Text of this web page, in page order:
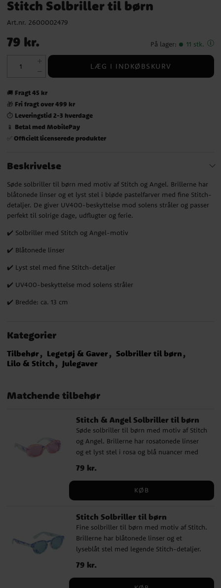
Stitch Solbriller til børn
Art.nr. 2600002479
Pris: 79 kr.
79 kr. På lager: 11 stk.
LÆG I INDKØBSKURV
🚚 Fragt 45 kr
🎁 Fri fragt over 499 kr
⏱️ Leveringstid 2-3 hverdage
📱 Betal med MobilePay
✅ Officielt licenserede produkter
Beskrivelse
Søde solbriller til børn med motiv af Stitch og Angel. Brillerne har
blåtonede linser og et lyst stel i bløde pastelfarver med fine Stitch-
detaljer. De giver UV400-beskyttelse mod solens stråler og passer
perfekt til solrige dage, udflugter og ferie.
✔️ Solbriller med Stitch og Angel-motiv
✔️ Blåtonede linser
✔️ Lyst stel med fine Stitch-detaljer
✔️ UV400-beskyttelse mod solens stråler
✔️ Bredde: ca. 13 cm
Kategorier
Tilbehør Legetøj & Gaver
Solbriller til børn
Lilo & Stitch
Julegaver
Matchende tilbehør
Stitch & Angel Solbriller til børn
Søde solbriller til børn med motiv af Stitch
og Angel. Brillerne har rosatonede linser
og et lyst stel i rosa og blå nuancer med
fine karakterdetaljer. De giver UV400-
beskyttelse mod solens stråler og passer
✔️ Solbriller med Stitch og Angel-motiv ✔️
karakterdetaljer ✔️ UV400-beskyttelse
mod solens stråler ✔️ Bredde: ca 13 cm
Pris:79 kr.
79 kr.
KØB
Stitch Solbriller til børn
Fine solbriller til børn med motiv af Stitch.
Brillerne har blåtonede linser og et
lyseblåt stel med legende Stitch-detaljer.
De giver UV400-beskyttelse mod solens
Pris:79 kr.
79 kr.